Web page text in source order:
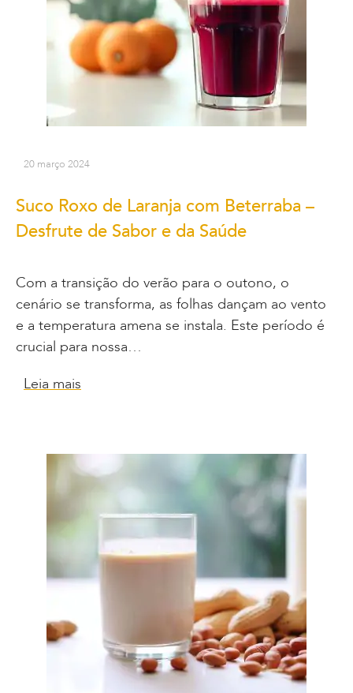
20 março 2024
Suco Roxo de Laranja com Beterraba –
Desfrute de Sabor e da Saúde
Com a transição do verão para o outono, o
cenário se transforma, as folhas dançam ao vento
e a temperatura amena se instala. Este período é
crucial para nossa…
Leia mais